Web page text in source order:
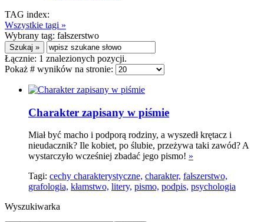
TAG index:
Wszystkie tagi »
Wybrany tag: fałszerstwo
Łącznie: 1 znalezionych pozycji.
Pokaż # wyników na stronie:
Charakter zapisany w piśmie
Miał być macho i podporą rodziny, a wyszedł krętacz i
nieudacznik? Ile kobiet, po ślubie, przeżywa taki zawód? A
wystarczyło wcześniej zbadać jego pismo! »
Tagi: cechy charakterystyczne, charakter, fałszerstwo,
grafologia, kłamstwo, litery, pismo, podpis, psychologia
Wyszukiwarka